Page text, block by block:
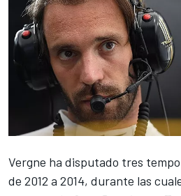
Vergne ha disputado tres
de 2012 a 2014, durante las